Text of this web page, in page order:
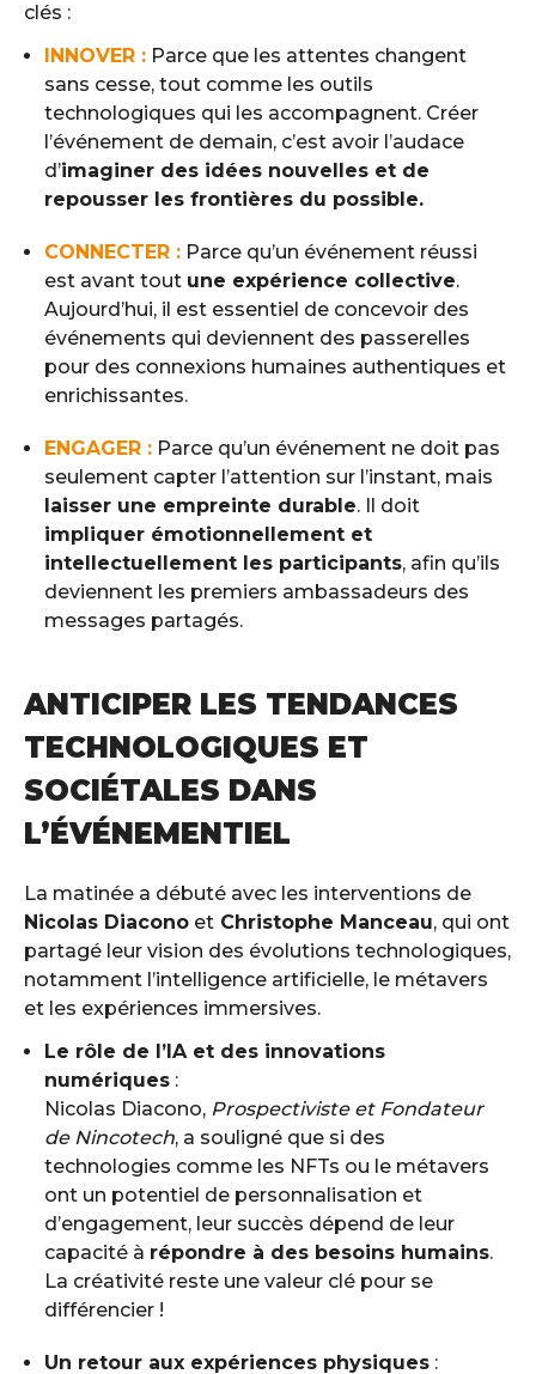
clés :
INNOVER : Parce que les attentes changent
sans cesse, tout comme les outils
technologiques qui les accompagnent. Créer
l’événement de demain, c’est avoir l’audace
d’imaginer des idées nouvelles et de
repousser les frontières du possible.
CONNECTER : Parce qu’un événement réussi
est avant tout une expérience collective.
Aujourd’hui, il est essentiel de concevoir des
événements qui deviennent des passerelles
pour des connexions humaines authentiques et
enrichissantes.
ENGAGER : Parce qu’un événement ne doit pas
seulement capter l’attention sur l’instant, mais
laisser une empreinte durable. Il doit
impliquer émotionnellement et
intellectuellement les participants, afin qu’ils
deviennent les premiers ambassadeurs des
messages partagés.
ANTICIPER LES TENDANCES
TECHNOLOGIQUES ET
SOCIÉTALES DANS
L’ÉVÉNEMENTIEL
La matinée a débuté avec les interventions de
Nicolas Diacono et Christophe Manceau, qui ont
partagé leur vision des évolutions technologiques,
notamment l’intelligence artificielle, le métavers
et les expériences immersives.
Le rôle de l’IA et des innovations
numériques :
Nicolas Diacono, Prospectiviste et Fondateur
de Nincotech, a souligné que si des
technologies comme les NFTs ou le métavers
ont un potentiel de personnalisation et
d’engagement, leur succès dépend de leur
capacité à répondre à des besoins humains.
La créativité reste une valeur clé pour se
différencier !
Un retour aux expériences physiques :